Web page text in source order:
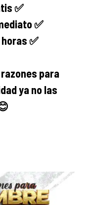
✅
✅
✅
para
ya no las